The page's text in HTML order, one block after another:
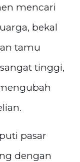
mencari
bekal
tamu
tinggi,
pasar
dengan